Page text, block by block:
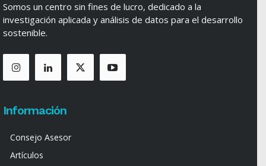
Somos un centro sin fines de lucro, dedicado a la
investigación aplicada y análisis de datos para el desarrollo
sostenible.
Información
Consejo Asesor
Artículos